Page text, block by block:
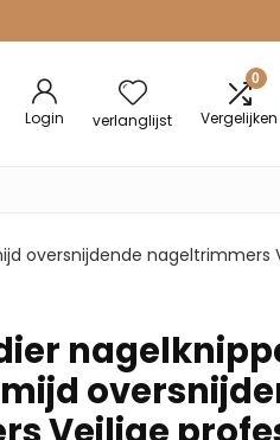
Login verlanglijst
0
Vergelijken
oversnijdende nageltrimmers